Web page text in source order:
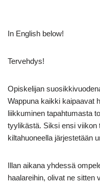
In English below!
Tervehdys!
Opiskelijan
Wappuna kaikki kaipaavat
liikkuminen tapahtumasta
tyylikästä. Siksi ensi viikon
kiltahuoneella järjestetään
Illan aikana yhdessä
haalareihin, olivat ne sitten